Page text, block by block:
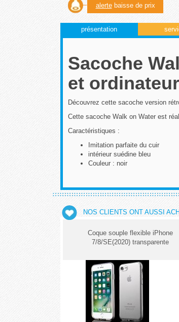
alertebaisse de prix
présentation
Sacoche
et
Découvrez cette sacoche version
Cette sacoche Walk on Water est
Caractéristiques :
Imitation parfaite du cuir
intérieur suédine bleu
Couleur : noir
NOS CLIENTS ONT AUSSI
Coque souple flexible iPhone
7/8/SE(2020) transparente